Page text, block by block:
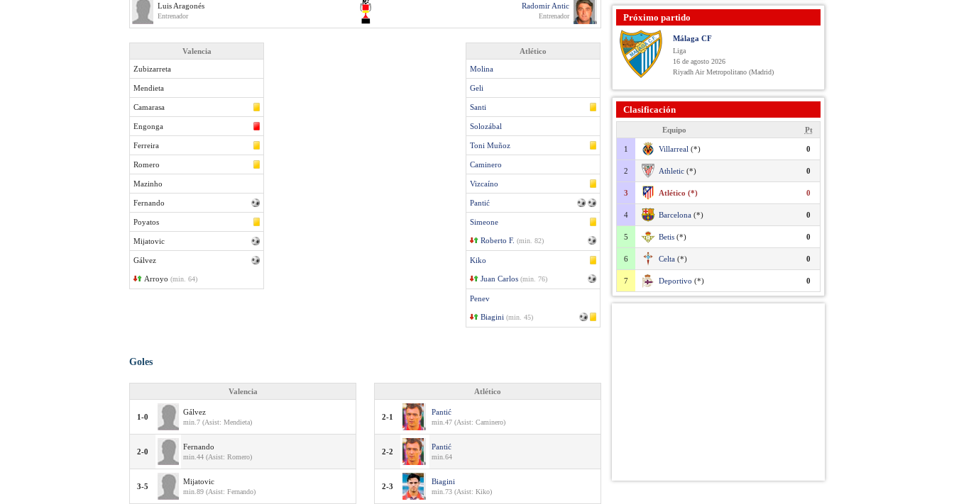
Luis Aragonés
Entrenador
Radomir Antic
Entrenador
Valencia
Zubizarreta
Mendieta
Camarasa
Engonga
Ferreira
Romero
Mazinho
Fernando
Poyatos
Mijatovic
Gálvez
Arroyo (min. 64)
Atlético
Molina
Geli
Santi
Solozábal
Toni Muñoz
Caminero
Vizcaíno
Pantić
Simeone
Roberto F. (min. 82)
Kiko
Juan Carlos (min. 76)
Penev
Biagini (min. 45)
Goles
Valencia
1-0
Gálvez
min.7 (Asist: Mendieta)
2-0
Fernando
min.44 (Asist: Romero)
3-5
Mijatovic
min.89 (Asist: Fernando)
Atlético
2-1
Pantić
min.47 (Asist: Caminero)
2-2
Pantić
min.64
2-3
Biagini
min.73 (Asist: Kiko)
Próximo partido
Málaga CF
Liga
16 de agosto 2026
Riyadh Air Metropolitano (Madrid)
Clasificación
Equipo Pt
1 Villarreal (*) 0
2 Athletic (*) 0
3 Atlético (*) 0
4 Barcelona (*) 0
5 Betis (*) 0
6 Celta (*) 0
7 Deportivo (*) 0